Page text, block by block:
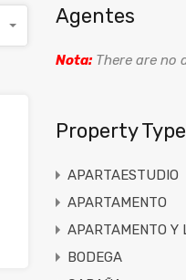
Agentes
Nota:There are no
Property
APARTAESTUDIO
APARTAMENTO
APARTAMENTO Y
BODEGA